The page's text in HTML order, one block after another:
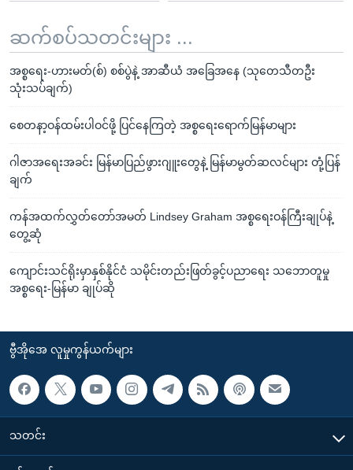
ဆက်စပ်သတင်းများ ...
အစ္စရေး-ဟားမတ်(စ်) စစ်ပွဲနဲ့ အာဆီယံ အခြေအနေ (သုတေသီတဦး
သုံးသပ်ချက်)
စေတနာ့ဝန်ထမ်းပါဝင်ဖို့ ပြင်နေကြတဲ့ အစ္စရေးရောက်မြန်မာများ
ဂါဇာအရေးအခင်း မြန်မာပြည်ဖွားဂျူးတွေနဲ့ မြန်မာမွတ်ဆလင်များ တုံ့ပြန်
ချက်
ကန်အထက်လွှတ်တော်အမတ် Lindsey Graham အစ္စရေးဝန်ကြီးချုပ်နဲ့
တွေ့ဆုံ
ကျောင်းသင်ရိုးမှာနှစ်နိုင်ငံ သမိုင်းတည်းဖြတ်ခွင့်ပညာရေး သဘောတူမှု
အစ္စရေး-မြန်မာ ချုပ်ဆို
ဗွီအိုအေ လူမှုကွန်ယက်များ
သတင်း